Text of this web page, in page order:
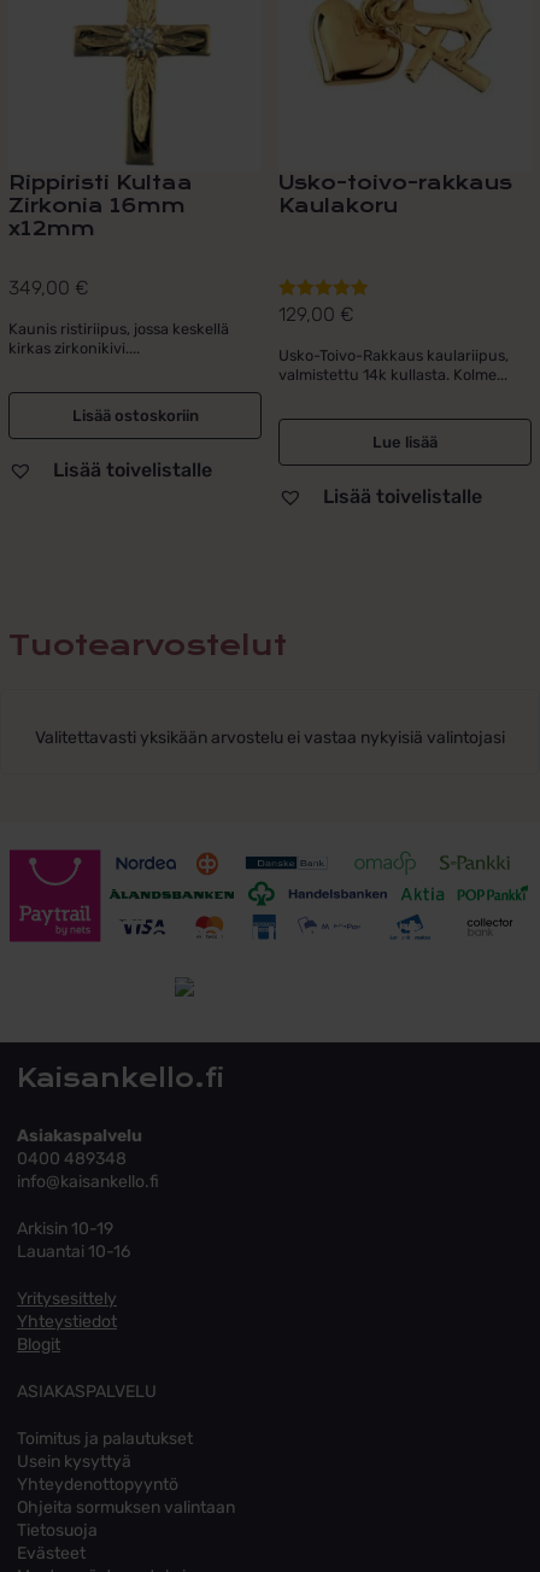
Rippiristi Kultaa
Zirkonia 16mm
x12mm
349,00 €
Kaunis ristiriipus, jossa keskellä
kirkas zirkonikivi....
Lisää ostoskoriin
Lisää toivelistalle
Usko-toivo-rakkaus
Kaulakoru
Arvostelu
5.00/ 5
129,00 €
Usko-Toivo-Rakkaus kaulariipus,
valmistettu 14k kullasta. Kolme...
Lue lisää
Lisää toivelistalle
Tuotearvostelut
Valitettavasti yksikään arvostelu ei vastaa nykyisiä valintojasi
Toimitusehdot
Kaisankello.fi
Asiakaspalvelu
0400 489348
info@kaisankello.fi
Arkisin 10-19
Lauantai 10-16
Yritysesittely
Yhteystiedot
Blogit
ASIAKASPALVELU
Toimitus ja palautukset
Usein kysyttyä
Yhteydenottopyyntö
Ohjeita sormuksen valintaan
Tietosuoja
Evästeet